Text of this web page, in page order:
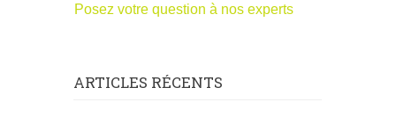
Posez votre question à nos experts
ARTICLES RÉCENTS